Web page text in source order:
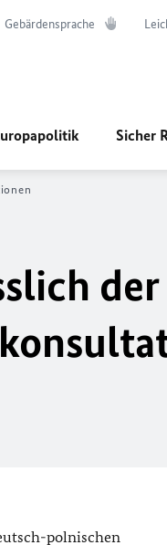
Gebärdensprache
Sicher
der
polnischen